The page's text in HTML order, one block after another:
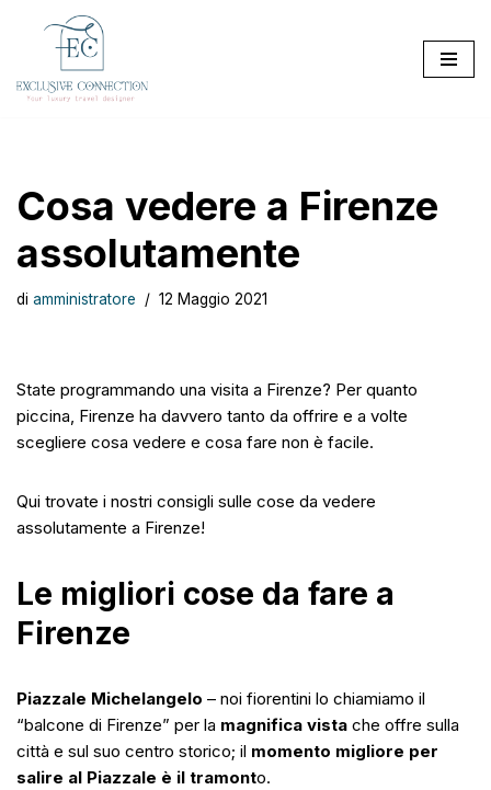
al
Cosa vedere a Firenze
assolutamente
di amministratore 12 Maggio 2021
State programmando una visita a Firenze? Per quanto
piccina, Firenze ha davvero tanto da offrire e a volte
scegliere cosa vedere e cosa fare non è facile.
Qui trovate i nostri consigli sulle cose da vedere
assolutamente a Firenze!
Le migliori cose da fare a
Firenze
Piazzale Michelangelo – noi fiorentini lo chiamiamo il
“balcone di Firenze” per la magnifica vista che offre sulla
città e sul suo centro storico; il momento migliore per
salire al Piazzale è il tramonto.